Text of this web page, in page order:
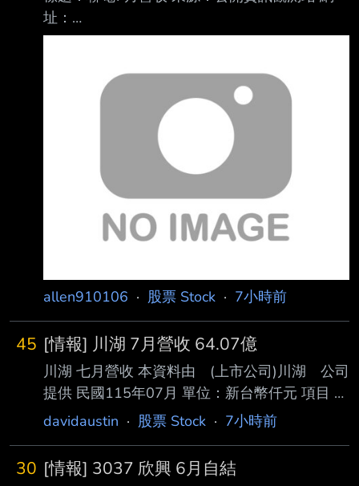
址：
https://mopsov.twse.com.tw/mops/web/index 內
115年07月 單位：新台幣仟元 項目 營業收入淨
額 本月： 23,844,045 去年同期： 20,040,049
增減金額： 3,803,996 增減百分比： 18.98 本
年累計： 153,614,609 去年累計：
136,656,663 增減金額： 16,957,946 增減百分
比： 12.41 備註/營收變化原因
allen910106 · 股票 Stock · 7小時前
45 [情報] 川湖 7月營收 64.07億
川湖 七月營收 本資料由 (上市公司)川湖 公司
提供 民國115年07月 單位：新台幣仟元 項目 營
業收入淨額 本月 6,407,256 去年同期
355.52 本年累計 22,687,022 去年累計
9,589,506 增減金額 13,097,516 增減百分比
davidaustin · 股票 Stock · 7小時前
30 [情報] 3037 欣興 6月自結